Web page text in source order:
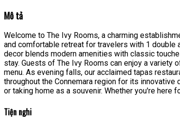
Mô tả
Welcome to The Ivy Rooms, a charming
and comfortable retreat for travelers with 1 double
decor blends modern amenities with classic
stay. Guests of The Ivy Rooms can enjoy a
menu. As evening falls, our acclaimed tapas
throughout the Connemara region for its
or taking home as a souvenir. Whether you're here
Tiện nghi